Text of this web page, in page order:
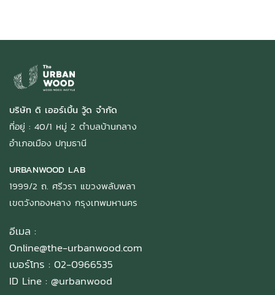
บริษัท ดิ เออร์เบิ้น วู้ด จำกัด
ที่อยู่ : 40/1 หมู่ 2 ตำบลบ้านกลาง
อำเภอเมือง ปทุมธานี
URBANWOOD LAB
1999/2 ถ. ศรีวรา แขวงพลับพลา
เขตวังทองหลาง กรุงเทพมหานคร
อีเมล :
Online@the-urbanwood.com
เบอร์โทร : 02-0966535
ID Line : @urbanwood